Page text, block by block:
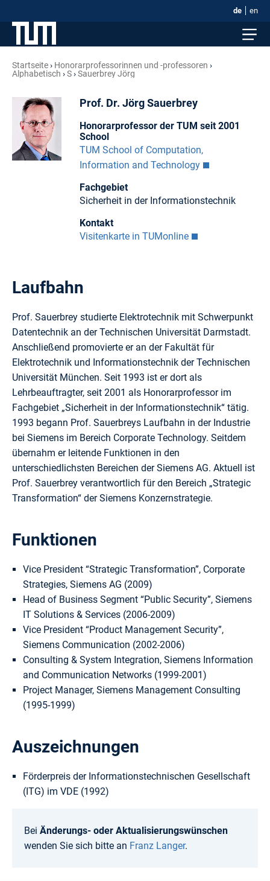
de en
Startseite
Honorar­professorinnen und -professoren
Alphabetisch
S Sauerbrey Jörg
Prof. Dr. Jörg Sauerbrey
Honorarprofessor der TUM seit 2001
School
TUM School of Computation,
Information and Technology
Fachgebiet
Sicherheit in der Informationstechnik
Kontakt
Visitenkarte in TUMonline
Laufbahn
Prof. Sauerbrey studierte Elektrotechnik mit Schwerpunkt
Datentechnik an der Technischen Universität Darmstadt.
Anschließend promovierte er an der Fakultät für
Elektrotechnik und Informationstechnik der Technischen
Universität München. Seit 1993 ist er dort als
Lehrbeauftragter, seit 2001 als Honorarprofessor im
Fachgebiet „Sicherheit in der Informationstechnik“ tätig.
1993 begann Prof. Sauerbreys Laufbahn in der Industrie
bei Siemens im Bereich Corporate Technology. Seitdem
übernahm er leitende Funktionen in den
unterschiedlichsten Bereichen der Siemens AG. Aktuell ist
Prof. Sauerbrey verantwortlich für den Bereich „Strategic
Transformation“ der Siemens Konzernstrategie.
Funktionen
Vice President “Strategic Transformation”, Corporate
Strategies, Siemens AG (2009)
Head of Business Segment “Public Security”, Siemens
IT Solutions & Services (2006-2009)
Vice President “Product Management Security”,
Siemens Communication (2002-2006)
Consulting & System Integration, Siemens Information
and Communication Networks (1999-2001)
Project Manager, Siemens Management Consulting
(1995-1999)
Auszeichnungen
Förderpreis der Informationstechnischen Gesellschaft
(ITG) im VDE (1992)
Bei Änderungs- oder Aktualisierungswünschen
wenden Sie sich bitte an Franz Langer.